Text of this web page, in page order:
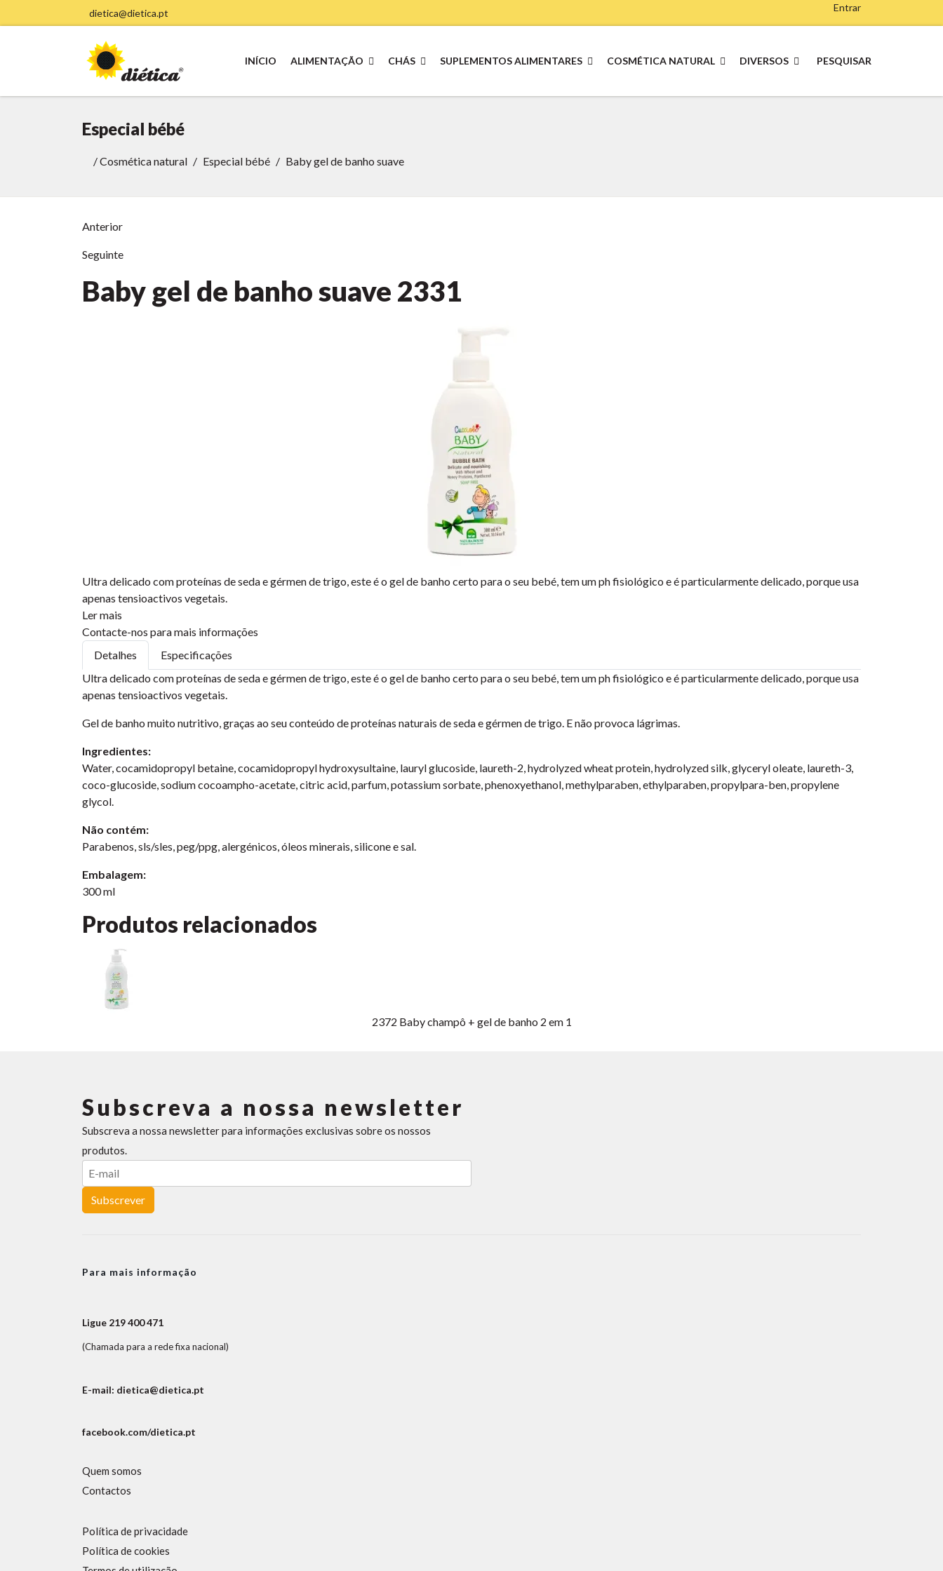
dietica@dietica.pt Entrar
INÍCIO ALIMENTAÇÃO CHÁS SUPLEMENTOS ALIMENTARES COSMÉTICA NATURAL DIVERSOS PESQUISAR
Especial bébé
/Cosmética natural Especial bébé Baby gel de banho suave
Anterior
Seguinte
Baby gel de banho suave 2331
Ultra delicado com proteínas de seda e gérmen de trigo, este é o gel de banho certo para o seu bebé, tem um ph fisiológico e é particularmente delicado, porque usa
apenas tensioactivos vegetais.
Ler mais
Contacte-nos para mais informações
Detalhes
Especificações
Ultra delicado com proteínas de seda e gérmen de trigo, este é o gel de banho certo para o seu bebé, tem um ph fisiológico e é particularmente delicado, porque usa
apenas tensioactivos vegetais.
Gel de banho muito nutritivo, graças ao seu conteúdo de proteínas naturais de seda e gérmen de trigo. E não provoca lágrimas.
Ingredientes:
Water, cocamidopropyl betaine, cocamidopropyl hydroxysultaine, lauryl glucoside, laureth-2, hydrolyzed wheat protein, hydrolyzed silk, glyceryl oleate, laureth-3,
coco-glucoside, sodium cocoampho-acetate, citric acid, parfum, potassium sorbate, phenoxyethanol, methylparaben, ethylparaben, propylpara-ben, propylene
glycol.
Não contém:
Parabenos, sls/sles, peg/ppg, alergénicos, óleos minerais, silicone e sal.
Embalagem:
300 ml
Produtos relacionados
2372 Baby champô + gel de banho 2 em 1
Subscreva a nossa newsletter
Subscreva a nossa newsletter para informações exclusivas sobre os nossos
produtos.
Subscrever
Para mais informação
Ligue 219 400 471
(Chamada para a rede fixa nacional)
E-mail: dietica@dietica.pt
facebook.com/dietica.pt
Quem somos
Contactos
Política de privacidade
Política de cookies